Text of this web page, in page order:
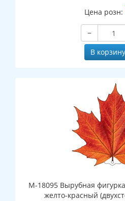
Цена розн:
−
В корзину
М-18095 Вырубная
желто-красный